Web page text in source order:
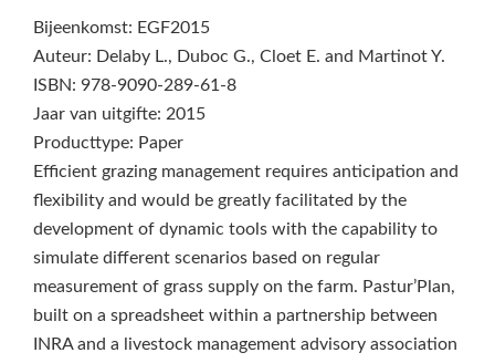
Bijeenkomst: EGF2015
Auteur: Delaby L., Duboc G., Cloet E. and Martinot Y.
ISBN: 978-9090-289-61-8
Jaar van uitgifte: 2015
Producttype: Paper
Efficient grazing management requires anticipation and
flexibility and would be greatly facilitated by the
development of dynamic tools with the capability to
simulate different scenarios based on regular
measurement of grass supply on the farm. Pastur’Plan,
built on a spreadsheet within a partnership between
INRA and a livestock management advisory association